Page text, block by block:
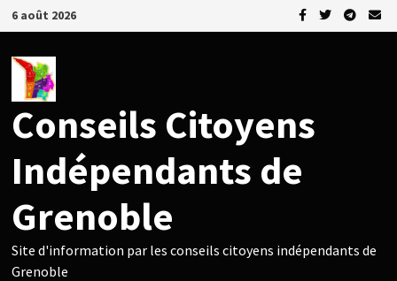
Passer
au
contenu
6 août 2026
Conseils Citoyens
Indépendants de
Grenoble
Site d'information par les conseils citoyens indépendants de
Grenoble